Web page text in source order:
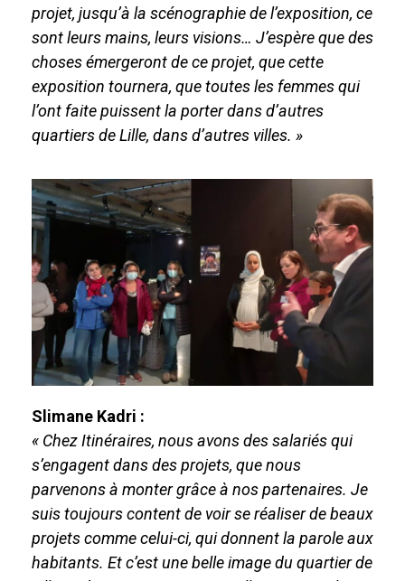
projet, jusqu’à la scénographie de l’exposition, ce
sont leurs mains, leurs visions… J’espère que des
choses émergeront de ce projet, que cette
exposition tournera, que toutes les femmes qui
l’ont faite puissent la porter dansd’autres
quartiers de Lille, dans d’autres villes. »
Slimane Kadri :
« Chez Itinéraires, nous avons des salariés qui
s’engagent dans des projets, que nous
parvenons à monter grâce à nos partenaires. Je
suis toujours content de voir se réaliser de beaux
projets comme celui-ci, qui donnent la parole aux
habitants. Et c’est une belle image du quartier de